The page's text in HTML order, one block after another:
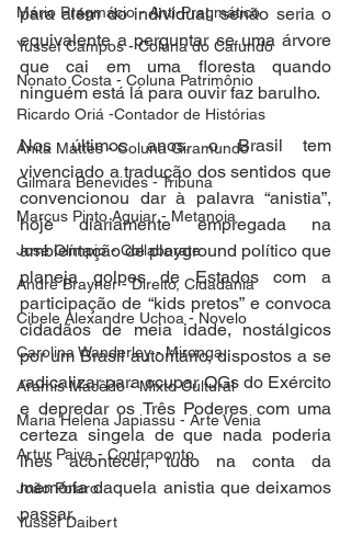
Mário Pragmácio - Anti-Pragmático
Yussef Campos - Coluna do Cafundó
Nonato Costa - Coluna Patrimônio
Ricardo Oriá -Contador de Histórias
Anita Mattes - Coluna Giramundo
Gilmara Benevides - Tribuna
Marcus Pinto Aguiar - Metanoia
José Olímpio - Collaborate
André Brayner - Direito, Cidadania
Cibele Alexandre Uchoa - Novelo
Carolina Wanderley - Mironga
Aramis Macêdo - Mixto Cultural
Maria Helena Japiassu - Arte Venia
Artur Paiva - Contraponto
João Polaro
Yussef Daibert
para além do individual, senão seria o
equivalente a perguntar se uma árvore
que cai em uma floresta quando
ninguém está lá para ouvir faz barulho.
Nos últimos anos, o Brasil tem
vivenciado a tradução dos sentidos que
convencionou dar à palavra “anistia”,
hoje diariamente empregada na
ambientação de playground político que
planeja golpes de Estados com a
participação de “kids pretos” e convoca
cidadãos de meia idade, nostálgicos
por um Brasil autoritário, dispostos a se
radicalizar para ocupar QGs do Exército
e depredar os Três Poderes com uma
certeza singela de que nada poderia
lhes acontecer, tudo na conta da
memória daquela anistia que deixamos
passar.